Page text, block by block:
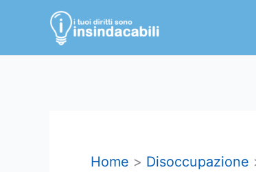
contenuto
Home
Disoccupazione